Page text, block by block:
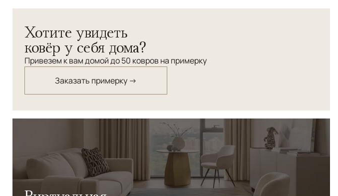
Хотите увидеть
ковёр у себя дома?
Привезем к вам домой до 50 ковров на примерку
Заказать примерку →